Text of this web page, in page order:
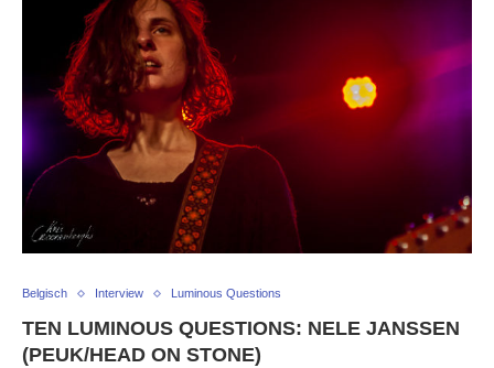
Belgisch Interview Luminous Questions
TEN LUMINOUS QUESTIONS: NELE JANSSEN
(PEUK/HEAD ON STONE)